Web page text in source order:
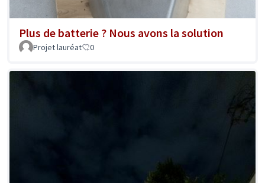
Plus de batterie ? Nous avons la solution
Projet lauréat 0